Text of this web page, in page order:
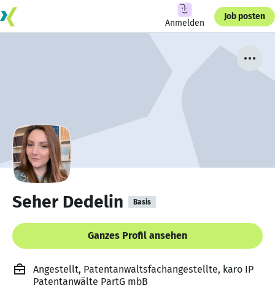
Anmelden
Job posten
Seher Dedelin Basis
Ganzes Profil ansehen
Angestellt, Patentanwaltsfachangestellte, karo IP
Patentanwälte PartG mbB